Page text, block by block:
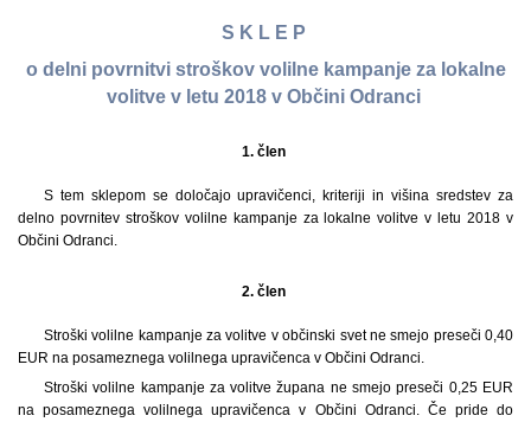
S K L E P
o delni povrnitvi stroškov volilne kampanje za lokalne
volitve v letu 2018 v Občini Odranci
1. člen
S tem sklepom se določajo upravičenci, kriteriji in višina sredstev za
delno povrnitev stroškov volilne kampanje za lokalne volitve v letu 2018 v
Občini Odranci.
2. člen
Stroški volilne kampanje za volitve v občinski svet ne smejo preseči 0,40
EUR na posameznega volilnega upravičenca v Občini Odranci.
Stroški volilne kampanje za volitve župana ne smejo preseči 0,25 EUR
na posameznega volilnega upravičenca v Občini Odranci. Če pride do